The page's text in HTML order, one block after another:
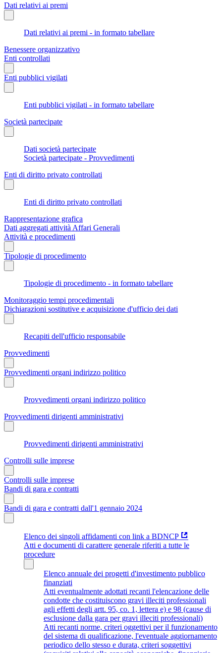
Dati relativi ai premi
Dati relativi ai premi - in formato tabellare
Benessere organizzativo
Enti controllati
Enti pubblici vigilati
Enti pubblici vigilati - in formato tabellare
Società partecipate
Dati società partecipate
Società partecipate - Provvedimenti
Enti di diritto privato controllati
Enti di diritto privato controllati
Rappresentazione grafica
Dati aggregati attività Affari Generali
Attività e procedimenti
Tipologie di procedimento
Tipologie di procedimento - in formato tabellare
Monitoraggio tempi procedimentali
Dichiarazioni sostitutive e acquisizione d'ufficio dei dati
Recapiti dell'ufficio responsabile
Provvedimenti
Provvedimenti organi indirizzo politico
Provvedimenti organi indirizzo politico
Provvedimenti dirigenti amministrativi
Provvedimenti dirigenti amministrativi
Controlli sulle imprese
Controlli sulle imprese
Bandi di gara e contratti
Bandi di gara e contratti dall'1 gennaio 2024
Elenco dei singoli affidamenti con link a BDNCP
Atti e documenti di carattere generale riferiti a tutte le
procedure
Elenco annuale dei progetti d'investimento pubblico
finanziati
Atti eventualmente adottati recanti l'elencazione delle
condotte che costituiscono gravi illeciti professionali
agli effetti degli artt. 95, co. 1, lettera e) e 98 (cause di
esclusione dalla gara per gravi illeciti professionali)
Atti recanti norme, criteri oggettivi per il funzionamento
del sistema di qualificazione, l'eventuale aggiornamento
periodico dello stesso e durata, criteri soggettivi